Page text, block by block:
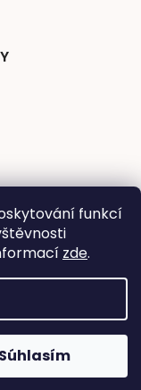
funkcí
zde.
Súhlasím